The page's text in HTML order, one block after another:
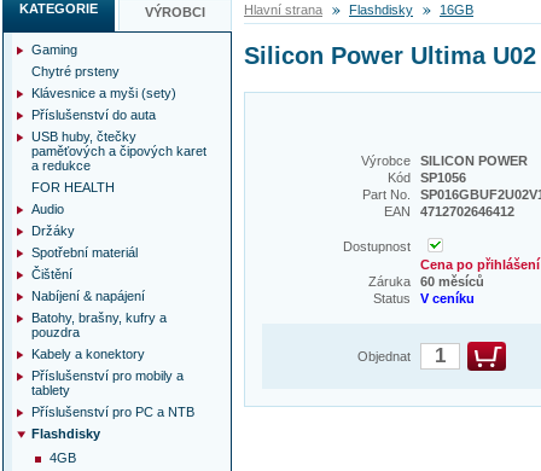
Hlavní strana Flashdisky 16GB
Silicon Power Ultima
Výrobce
SILICON POWER
Kód
SP1056
Part No.
EAN
4712702646412
Dostupnost
Cena po přihlášení
Záruka
60 měsíců
Status
V ceníku
Objednat
KATEGORIE VÝROBCI
Gaming
Chytré prsteny
Klávesnice a myši (sety)
Příslušenství do auta
USB huby, čtečky
paměťových a čipových karet
a redukce
FOR HEALTH
Audio
Držáky
Spotřební materiál
Čištění
Nabíjení & napájení
Batohy, brašny, kufry a
pouzdra
Kabely a konektory
Příslušenství pro mobily a
tablety
Příslušenství pro PC a NTB
Flashdisky
4GB